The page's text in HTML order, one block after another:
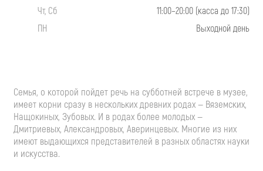
Чт, Сб
11:00–20:00 (касса до 17:30)
ПН
Выходной день
Семья, о которой пойдет речь на субботней встрече в музее,
имеет корни сразу в нескольких древних родах — Вяземских,
Нащокиных, Зубовых. И в родах более молодых —
Дмитриевых, Александровых, Аверинцевых. Многие из них
имеют выдающихся представителей в разных областях науки
и искусства.